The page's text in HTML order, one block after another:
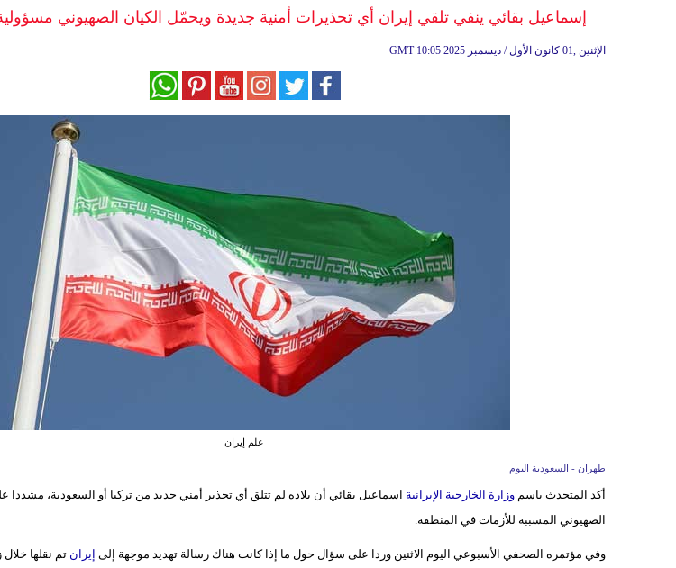
إسماعيل بقائي ينفي تلقي إيران أي تحذيرات أمنية جديدة ويحمّل الكيان الصهيوني
GMT 10:05 2025 الإثنين ,01 كانون الأول / ديسمبر
علم إيران
طهران - السعودية اليوم
أكد المتحدث باسم وزارة الخارجية الإيرانية اسماعيل بقائي أن بلاده لم تتلق أي تحذير أمني جديد من تركيا أو السعودية، مشددا
الصهيوني المسببة للأزمات في المنطقة.
وفي مؤتمره الصحفي الأسبوعي اليوم الاثنين وردا على سؤال حول ما إذا كانت هناك رسالة تهديد موجهة إلى إيران تم نقلها خلال